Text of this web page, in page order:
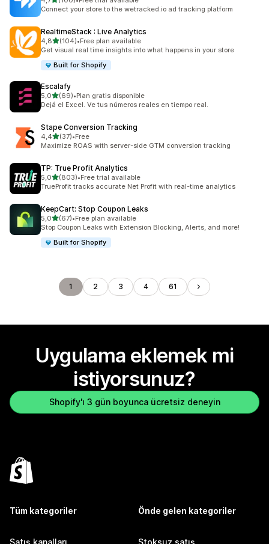
toplam 100 değerlendirme
Connect your store to the wetracked.io ad tracking platform
RealtimeStack : Live Analytics
4,85 yıldız üzerinden
(104)
toplam 104 değerlendirme
•Free plan available
Get visual real time insights into what happens in your store
Built for Shopify
Escalafy
5,05 yıldız üzerinden
(69)
toplam 69 değerlendirme
•Plan gratis disponible
Dejá el Excel. Ve tus números reales en tiempo real.
Stape Conversion Tracking
4,45 yıldız üzerinden
(37)
toplam 37 değerlendirme
•Free
Maximize ROAS with server-side GTM conversion tracking
TP: True Profit Analytics
5,05 yıldız üzerinden
(803)
toplam 803 değerlendirme
•Free trial available
TrueProfit tracks accurate Net Profit with real-time analytics
KeepCart: Stop Coupon Leaks
5,05 yıldız üzerinden
(67)
toplam 67 değerlendirme
•Free plan available
Stop Coupon Leaks with Extension Blocking, Alerts, and more!
Built for Shopify
1 2 3 4 61
Uygulama eklemek mi
istiyorsunuz?
Shopify'ı 3 gün boyunca ücretsiz deneyin
Tüm kategoriler
Satış kanalları
Önde gelen kategoriler
Stoksuz satış